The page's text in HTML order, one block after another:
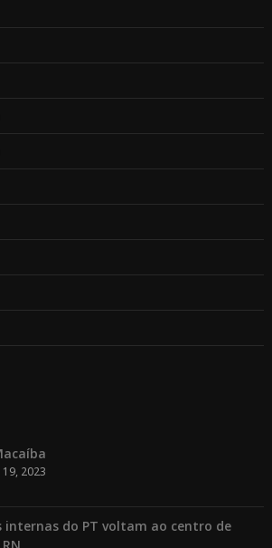
2023
internas do PT voltam ao centro de